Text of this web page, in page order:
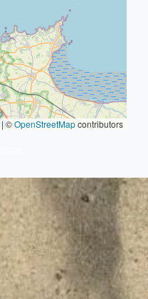
|©OpenStreetMapcontributors